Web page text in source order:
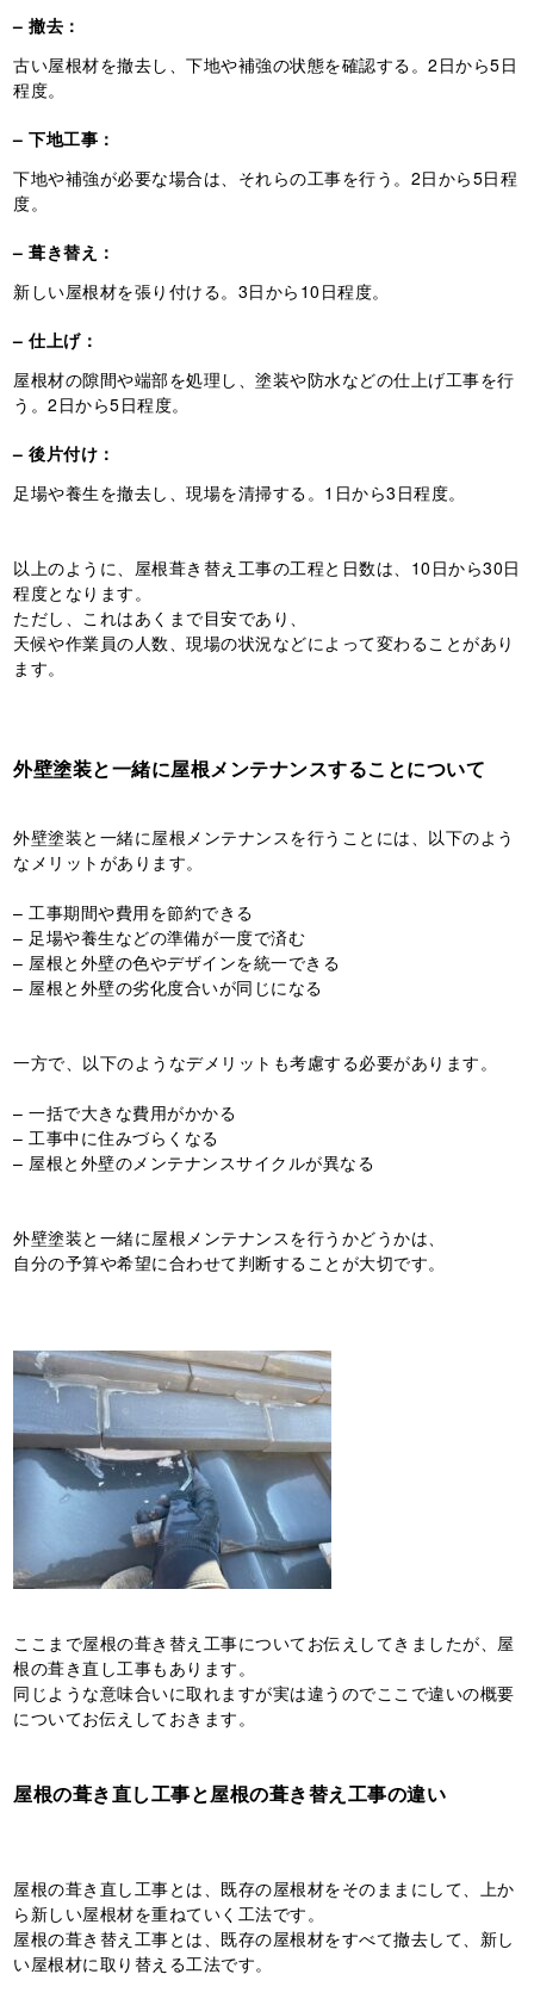
– 撤去：
古い屋根材を撤去し、下地や補強の状態を確認する。2日から5日
程度。
– 下地工事：
下地や補強が必要な場合は、それらの工事を行う。2日から5日程
度。
– 葺き替え：
新しい屋根材を張り付ける。3日から10日程度。
– 仕上げ：
屋根材の隙間や端部を処理し、塗装や防水などの仕上げ工事を行
う。2日から5日程度。
– 後片付け：
足場や養生を撤去し、現場を清掃する。1日から3日程度。
以上のように、屋根葺き替え工事の工程と日数は、10日から30日
程度となります。
ただし、これはあくまで目安であり、
天候や作業員の人数、現場の状況などによって変わることがあり
ます。
外壁塗装と一緒に屋根メンテナンスすることについて
外壁塗装と一緒に屋根メンテナンスを行うことには、以下のよう
なメリットがあります。
– 工事期間や費用を節約できる
– 足場や養生などの準備が一度で済む
– 屋根と外壁の色やデザインを統一できる
– 屋根と外壁の劣化度合いが同じになる
一方で、以下のようなデメリットも考慮する必要があります。
– 一括で大きな費用がかかる
– 工事中に住みづらくなる
– 屋根と外壁のメンテナンスサイクルが異なる
外壁塗装と一緒に屋根メンテナンスを行うかどうかは、
自分の予算や希望に合わせて判断することが大切です。
ここまで屋根の葺き替え工事についてお伝えしてきましたが、屋
根の葺き直し工事もあります。
同じような意味合いに取れますが実は違うのでここで違いの概要
についてお伝えしておきます。
屋根の葺き直し工事と屋根の葺き替え工事の違い
屋根の葺き直し工事とは、既存の屋根材をそのままにして、上か
ら新しい屋根材を重ねていく工法です。
屋根の葺き替え工事とは、既存の屋根材をすべて撤去して、新し
い屋根材に取り替える工法です。